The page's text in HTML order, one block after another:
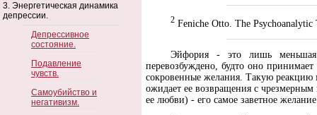
3. Энергетическая динамика
депрессии.
Депрессивное
состояние.
Подавление
чувств.
Самоубийство и
негативизм.
2 Feniche Otto. The
Эйфория - это лишь меньшая
перевозбуждено, будто оно
сокровенные желания. Такую реакцию
ожидает ее возвращения с
ее любви) - его самое заветное